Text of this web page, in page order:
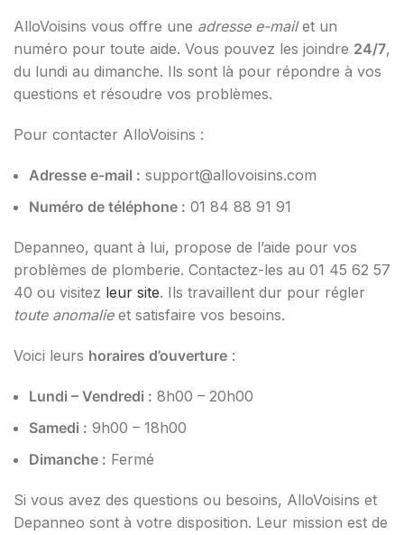
AlloVoisins vous offre une adresse e-mailet un
numéro pour toute aide. Vous pouvez les joindre 24/7,
du lundi au dimanche. Ils sont là pour répondre à vos
questions et résoudre vos problèmes.
Pour contacter AlloVoisins :
Adresse e-mail : support@allovoisins.com
Numéro de téléphone : 01 84 88 91 91
Depanneo, quant à lui, propose de l’aide pour vos
problèmes de plomberie. Contactez-les au 01 45 62 57
40 ou visitez leur site. Ils travaillent dur pour régler
toute anomalieet satisfaire vos besoins.
Voici leurs horaires d’ouverture :
Lundi – Vendredi : 8h00 – 20h00
Samedi : 9h00 – 18h00
Dimanche : Fermé
Si vous avez des questions ou besoins, AlloVoisins et
Depanneo sont à votre disposition. Leur mission est de